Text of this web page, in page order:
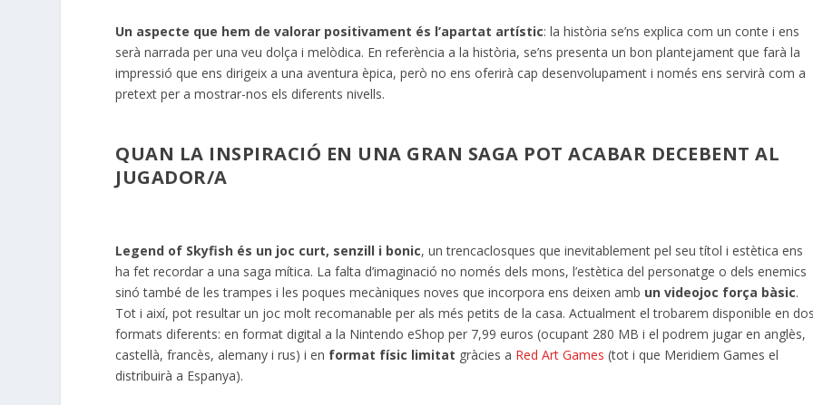
Un aspecte que hem de valorar positivament és l’apartat artístic: la història se’ns explica com un conte i ens
serà narrada per una veu dolça i melòdica. En referència a la història, se’ns presenta un bon plantejament que farà la
impressió que ens dirigeix a una aventura èpica, però no ens oferirà cap desenvolupament i només ens servirà com a
pretext per a mostrar-nos els diferents nivells.
QUAN LA INSPIRACIÓ EN UNA GRAN SAGA POT ACABAR DECEBENT AL
JUGADOR/A
Legend of Skyfish és un joc curt, senzill i bonic, un trencaclosques que inevitablement pel seu títol i estètica ens
ha fet recordar a una saga mítica. La falta d’imaginació no només dels mons, l’estètica del personatge o dels enemics
sinó també de les trampes i les poques mecàniques noves que incorpora ens deixen amb un videojoc força bàsic.
Tot i així, pot resultar un joc molt recomanable per als més petits de la casa. Actualment el trobarem disponible en dos
formats diferents: en format digital a la Nintendo eShop per 7,99 euros (ocupant 280 MB i el podrem jugar en anglès,
castellà, francès, alemany i rus) i en format físic limitat gràcies a Red Art Games (tot i que Meridiem Games el
distribuirà a Espanya).